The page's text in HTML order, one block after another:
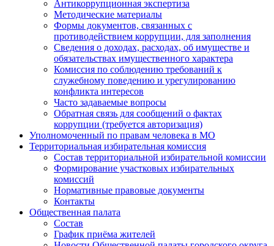
Антикоррупционная экспертиза
Методические материалы
Формы документов, связанных с
противодействием коррупции, для заполнения
Сведения о доходах, расходах, об имуществе и
обязательствах имущественного характера
Комиссия по соблюдению требований к
служебному поведению и урегулированию
конфликта интересов
Часто задаваемые вопросы
Обратная связь для сообщений о фактах
коррупции (требуется авторизация)
Уполномоченный по правам человека в МО
Территориальная избирательная комиссия
Состав территориальной избирательной комиссии
Формирование участковых избирательных
комиссий
Нормативные правовые документы
Контакты
Общественная палата
Состав
График приёма жителей